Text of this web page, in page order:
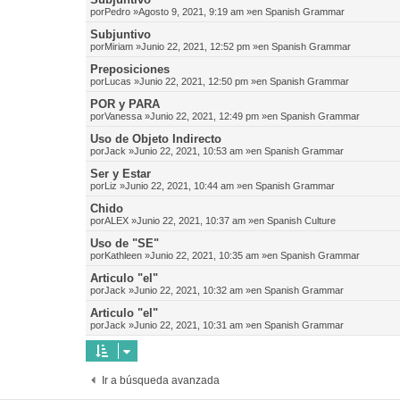
porPedro »Agosto 9, 2021, 9:19 am »en Spanish Grammar
Subjuntivo
porMiriam »Junio 22, 2021, 12:52 pm »en Spanish Grammar
Preposiciones
porLucas »Junio 22, 2021, 12:50 pm »en Spanish Grammar
POR y PARA
porVanessa »Junio 22, 2021, 12:49 pm »en Spanish Grammar
Uso de Objeto Indirecto
porJack »Junio 22, 2021, 10:53 am »en Spanish Grammar
Ser y Estar
porLiz »Junio 22, 2021, 10:44 am »en Spanish Grammar
Chido
porALEX »Junio 22, 2021, 10:37 am »en Spanish Culture
Uso de "SE"
porKathleen »Junio 22, 2021, 10:35 am »en Spanish Grammar
Articulo "el"
porJack »Junio 22, 2021, 10:32 am »en Spanish Grammar
Articulo "el"
porJack »Junio 22, 2021, 10:31 am »en Spanish Grammar
Ir a búsqueda avanzada